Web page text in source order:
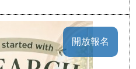
開放報名